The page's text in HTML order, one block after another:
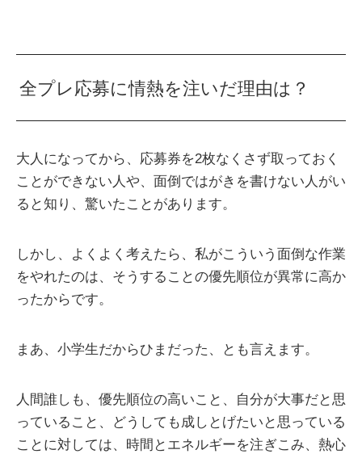
全プレ応募に情熱を注いだ理由は？
大人になってから、応募券を2枚なくさず取っておく
ことができない人や、面倒ではがきを書けない人がい
ると知り、驚いたことがあります。
しかし、よくよく考えたら、私がこういう面倒な作業
をやれたのは、そうすることの優先順位が異常に高か
ったからです。
まあ、小学生だからひまだった、とも言えます。
人間誰しも、優先順位の高いこと、自分が大事だと思
っていること、どうしても成しとげたいと思っている
ことに対しては、時間とエネルギーを注ぎこみ、熱心